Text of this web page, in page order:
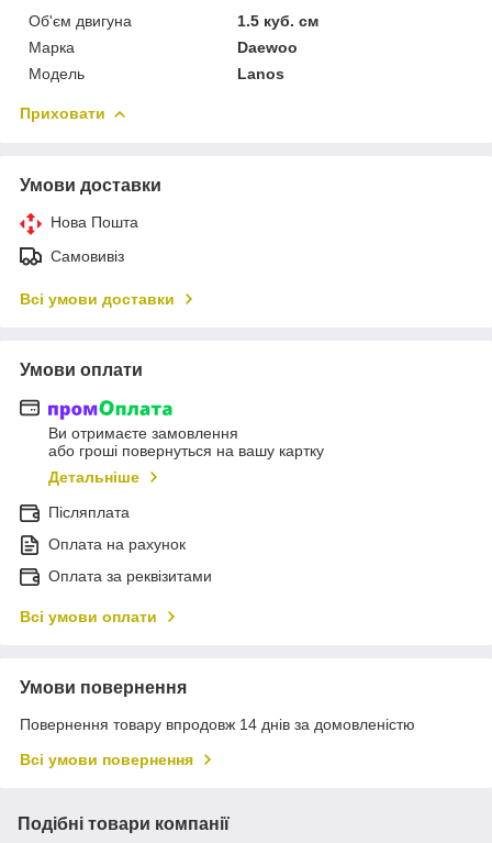
Об'єм двигуна
1.5 куб. см
Марка
Daewoo
Модель
Lanos
Приховати
Умови доставки
Нова Пошта
Самовивіз
Всі умови доставки
Умови оплати
Ви отримаєте замовлення
або гроші повернуться на вашу картку
Детальніше
Післяплата
Оплата на рахунок
Оплата за реквізитами
Всі умови оплати
Умови повернення
Повернення товару впродовж 14 днів за домовленістю
Всі умови повернення
Подібні товари компанії